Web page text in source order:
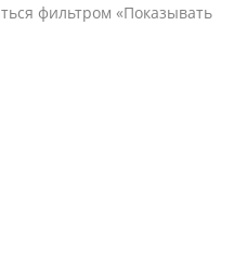
фильтром «Показывать